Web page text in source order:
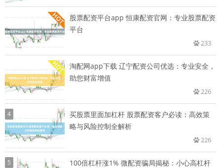
股票配资平台app 恒康配资官网：专业股票配资
平台
233
淘配网app下载 辽宁配资公司优选：专业安全，
助您财富增值
226
4
买股票里面加杠杆 股票配资客户必读：高效策
略与风险控制全解析
226
5
100倍杠杆涨1% 微配资骗局揭秘：小心高杠杆